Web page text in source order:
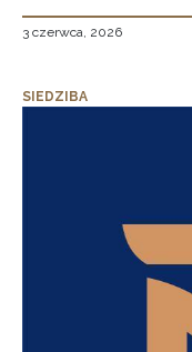
3 czerwca, 2026
SIEDZIBA